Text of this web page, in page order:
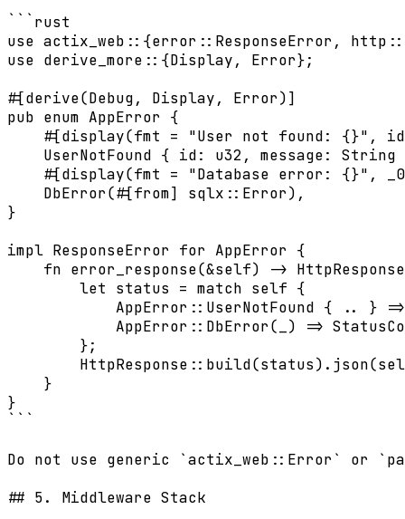
```rust
use actix_web::{error::ResponseError,
use derive_more::{Display, Error};
#[derive(Debug, Display, Error)]
pub enum AppError {
#[display(fmt = "User not found: {}",
UserNotFound { id: u32, message: String
#[display(fmt = "Database error: {}",
    DbError(#[from] sqlx::Error),
}
impl ResponseError for AppError {
fn error_response(&self) ->
        let status = match self {
AppError::UserNotFound { .. }
AppError::DbError(_) =>
        };
    }
}
Do not use generic `actix_web::Error` or
## 5. Middleware Stack